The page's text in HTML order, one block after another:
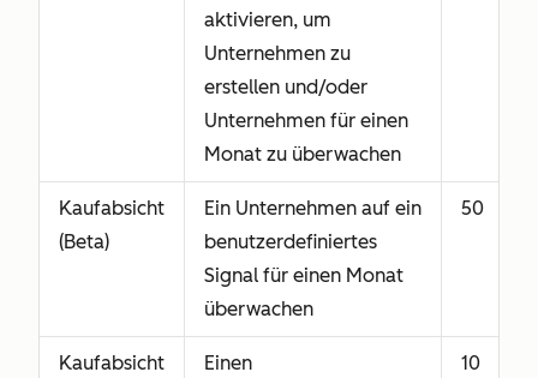
aktivieren, um
Unternehmen zu
erstellen und/oder
Unternehmen für einen
Monat zu überwachen
Kaufabsicht
(Beta)
Ein Unternehmen auf ein
benutzerdefiniertes
Signal für einen Monat
überwachen
50
Kaufabsicht
Einen
10